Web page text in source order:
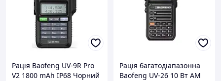
Рація Baofeng UV-9R Pro
V2 1800 mAh IP68 Чорний
Рація багатодіапазонна
Baofeng UV-26 10 Вт AM